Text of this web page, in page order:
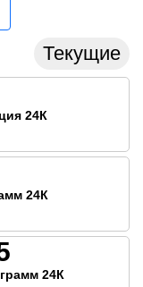
Текущие
24К
24К
24К